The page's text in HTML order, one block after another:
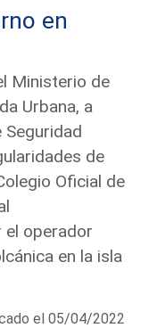
en
Ministerio de
Urbana, a
de
Oficial de
operador
en la isla
el 05/04/2022